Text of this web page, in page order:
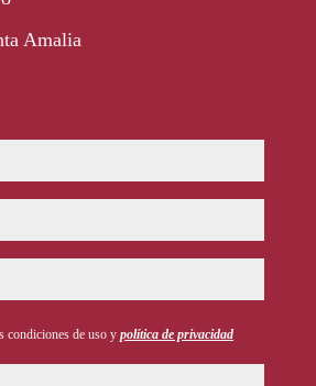
Amalia
condiciones de uso y política de privacidad